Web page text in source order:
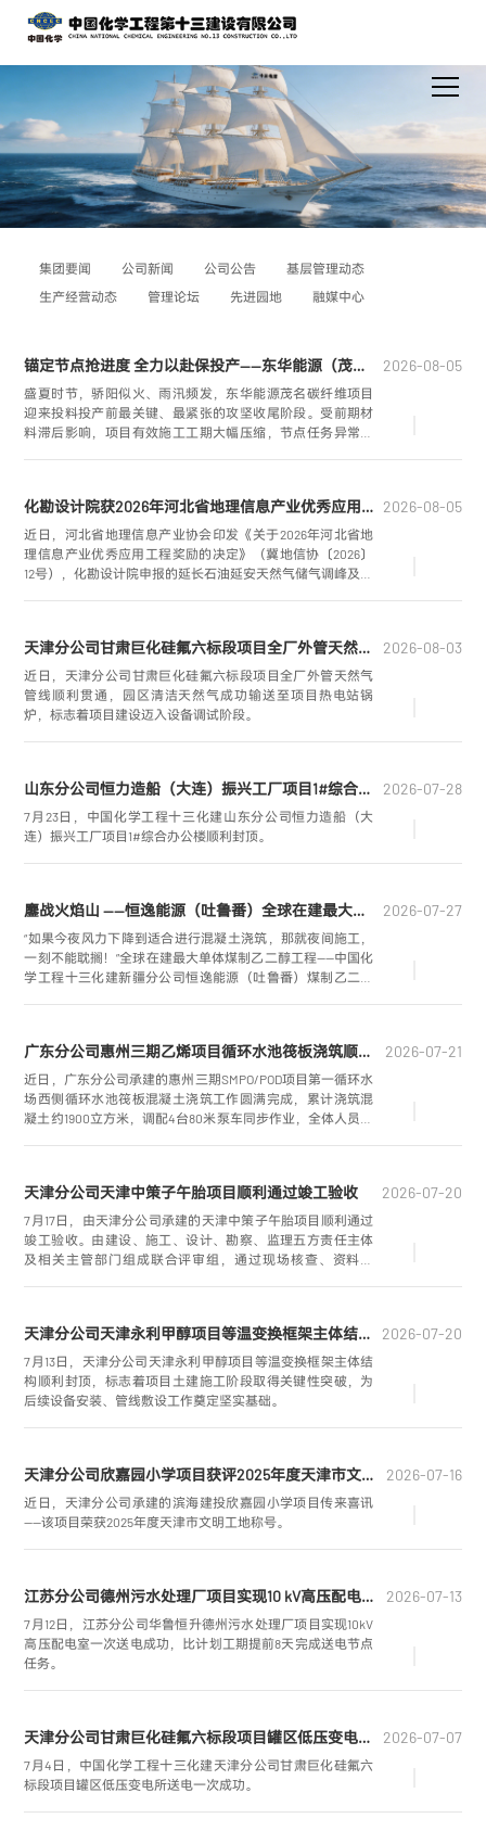
集团要闻 公司新闻 公司公告
基层管理动态
生产经营动态
管理论坛 先进园地 融媒中心
锚定节点抢进度 全力以赴保投产——东华能源（茂名）万吨级碳纤维项目攻坚纪实 2026-08-05
盛夏时节，骄阳似火、雨汛频发，东华能源茂名碳纤维项目
迎来投料投产前最关键、最紧张的攻坚收尾阶段。受前期材
料滞后影响，项目有效施工工期大幅压缩，节点任务异常艰
结号，以超常规举措抢工期、赶进度、保履约，圆满完成阶
段性攻坚任务，为项目投料试车筑牢坚实基础。
化勘设计院获2026年河北省地理信息产业优秀应用工程银奖 2026-08-05
近日，河北省地理信息产业协会印发《关于2026年河北省地
理信息产业优秀应用工程奖励的决定》（冀地信协〔2026〕
12号），化勘设计院申报的延长石油延安天然气储气调峰及配
天津分公司甘肃巨化硅氟六标段项目全厂外管天然气管线顺利贯通 2026-08-03
近日，天津分公司甘肃巨化硅氟六标段项目全厂外管天然气
管线顺利贯通，园区清洁天然气成功输送至项目热电站锅
炉，标志着项目建设迈入设备调试阶段。
山东分公司恒力造船（大连）振兴工厂项目1#综合办公楼顺利封顶 2026-07-28
7月23日，中国化学工程十三化建山东分公司恒力造船（大
连）振兴工厂项目1#综合办公楼顺利封顶。
鏖战火焰山 ——恒逸能源（吐鲁番）全球在建最大单体煤制乙二醇工程纪实 2026-07-27
“如果今夜风力下降到适合进行混凝土浇筑，那就夜间施工，
一刻不能耽搁！”全球在建最大单体煤制乙二醇工程——中国化
学工程十三化建新疆分公司恒逸能源（吐鲁番）煤制乙二醇
广东分公司惠州三期乙烯项目循环水池筏板浇筑顺利完成 2026-07-21
近日，广东分公司承建的惠州三期SMPO/POD项目第一循环水
场西侧循环水池筏板混凝土浇筑工作圆满完成，累计浇筑混
凝土约1900立方米，调配4台80米泵车同步作业，全体人员连
天津分公司天津中策子午胎项目顺利通过竣工验收 2026-07-20
7月17日，由天津分公司承建的天津中策子午胎项目顺利通过
竣工验收。由建设、施工、设计、勘察、监理五方责任主体
及相关主管部门组成联合评审组，通过现场核查、资料审
天津分公司天津永利甲醇项目等温变换框架主体结构顺利封顶 2026-07-20
7月13日，天津分公司天津永利甲醇项目等温变换框架主体结
构顺利封顶，标志着项目土建施工阶段取得关键性突破，为
后续设备安装、管线敷设工作奠定坚实基础。
天津分公司欣嘉园小学项目获评2025年度天津市文明工地 2026-07-16
近日，天津分公司承建的滨海建投欣嘉园小学项目传来喜讯
——该项目荣获2025年度天津市文明工地称号。
江苏分公司德州污水处理厂项目实现10 kV高压配电室一次送电成功 2026-07-13
7月12日，江苏分公司华鲁恒升德州污水处理厂项目实现10kV
高压配电室一次送电成功，比计划工期提前8天完成送电节点
任务。
天津分公司甘肃巨化硅氟六标段项目罐区低压变电所送电一次成功 2026-07-07
7月4日，中国化学工程十三化建天津分公司甘肃巨化硅氟六
标段项目罐区低压变电所送电一次成功。